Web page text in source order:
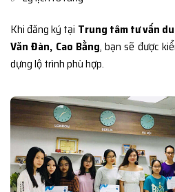
Khi đăng ký tại Trung tâm tư vấn
Văn Đàn, Cao Bằng, bạn sẽ được
dựng lộ trình phù hợp.